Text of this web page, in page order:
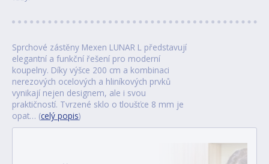
Sprchové zástěny Mexen LUNAR L představují
elegantní a funkční řešení pro moderní
koupelny. Díky výšce 200 cm a kombinaci
nerezových ocelových a hliníkových prvků
vynikají nejen designem, ale i svou
praktičností. Tvrzené sklo o tloušťce 8 mm je
opat… (celý popis)